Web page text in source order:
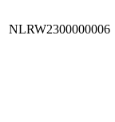
NLRW2300000006